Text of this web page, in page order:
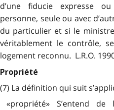
d’une fiducie expresse
personne, seule ou avec
du particulier et si le
véritablement le contrôle,
logement reconnu. L.R.O.
Propriété
(7) La définition qui suit
«propriété» S’entend